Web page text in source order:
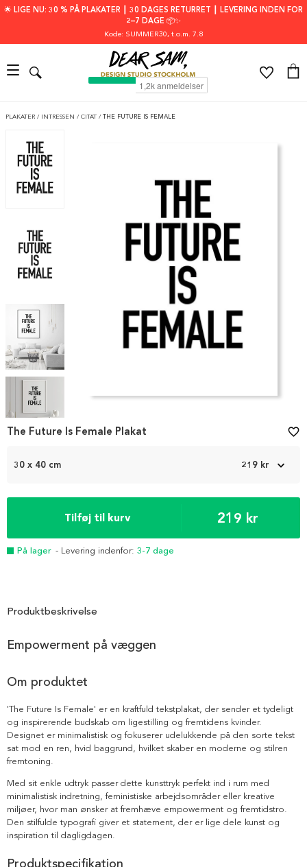
🌟 LIGE NU: 30 % PÅ PLAKATER ┃ 30 DAGES RETURRET ┃ LEVERING INDEN FOR
2–7 DAGE 📦✨
Kode: SUMMER30, t.o.m. 7.8
PLAKATER / INTRESSEN / CITAT / THE FUTURE IS FEMALE
Item
1
30 x 40 cm 219 kr
Tilføj til kurv 219 kr
På lager - Levering indenfor: 3-7 dage
The Future Is Female Plakat favorite_border
Produktbeskrivelse
Empowerment på væggen
Om produktet
'The Future Is Female' er en kraftfuld tekstplakat, der sender et tydeligt
og inspirerende budskab om ligestilling og fremtidens kvinder.
Designet er minimalistisk og fokuserer udelukkende på den sorte tekst
sat mod en ren, hvid baggrund, hvilket skaber en moderne og stilren
fremtoning.
Med sit enkle udtryk passer dette kunsttryk perfekt ind i rum med
minimalistisk indretning, feministiske arbejdsområder eller kreative
miljøer, hvor man ønsker at fremhæve empowerment og fremtidstro.
Den stilfulde typografi giver et statement, der er lige dele kunst og
inspiration til dagligdagen.
Produktspecifikation